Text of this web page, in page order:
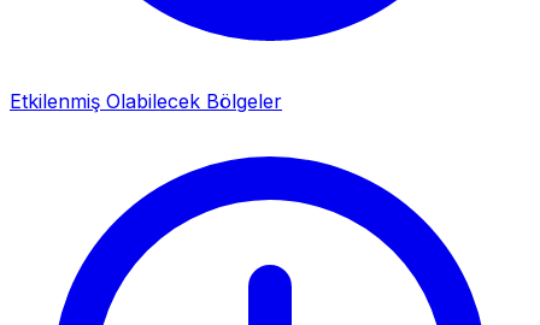
Etkilenmiş Olabilecek Bölgeler